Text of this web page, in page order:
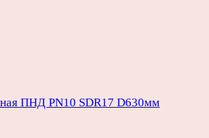
ПНД PN10 SDR17 D630мм